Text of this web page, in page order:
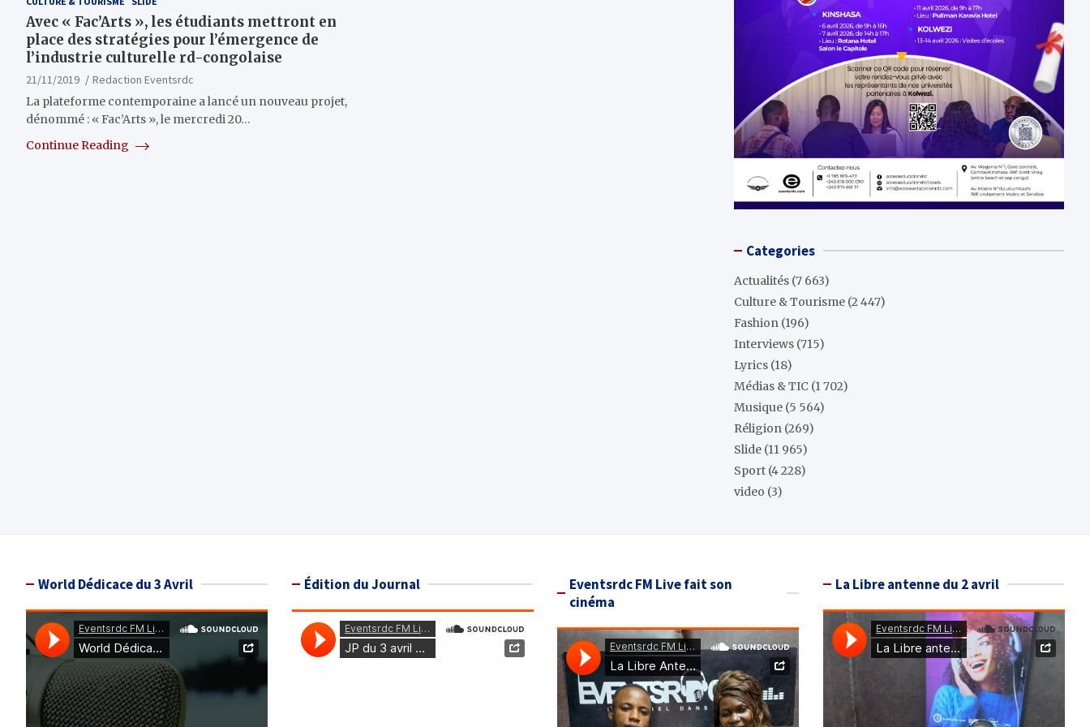
Avec « Fac’Arts », les étudiants mettront en
place des stratégies pour l’émergence de
l’industrie culturelle rd-congolaise
21/11/2019
Redaction Eventsrdc
La plateforme contemporaine a lancé un nouveau projet,
dénommé : « Fac’Arts », le mercredi 20…
Continue Reading
Categories
Actualités (7 663)
Culture & Tourisme (2 447)
Fashion (196)
Interviews (715)
Lyrics (18)
Médias & TIC (1 702)
Musique (5 564)
Réligion (269)
Slide (11 965)
Sport (4 228)
video (3)
World Dédicace du 3 Avril Édition du Journal
Eventsrdc FM Live fait son
cinéma
La Libre antenne du 2 avril